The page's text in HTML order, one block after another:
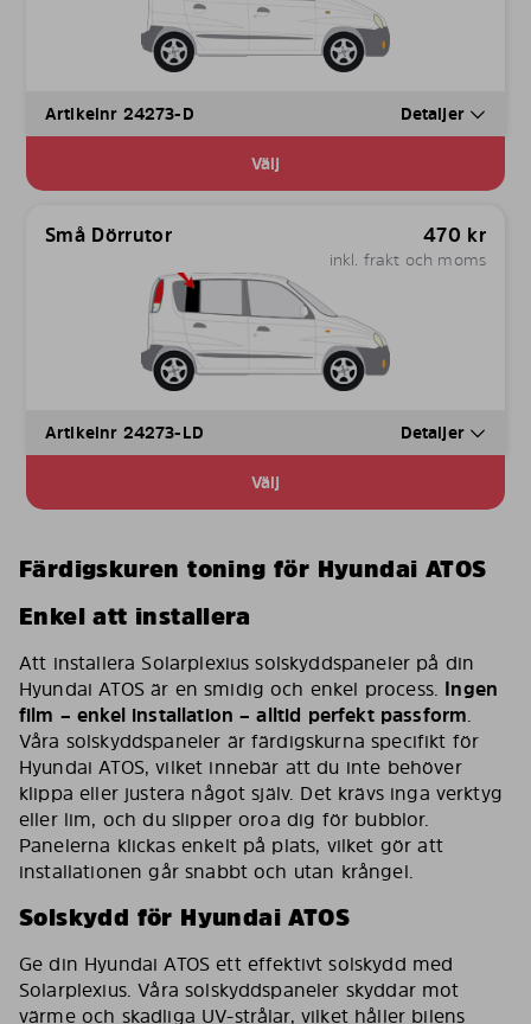
Artikelnr 24273-D Detaljer
Välj
Små Dörrutor 470 kr
inkl. frakt och moms
Artikelnr 24273-LD Detaljer
Välj
Färdigskuren toning för Hyundai ATOS
Enkel att installera
Att installera Solarplexius solskyddspaneler på din
Hyundai ATOS är en smidig och enkel process. Ingen
film – enkel installation – alltid perfekt passform.
Våra solskyddspaneler är färdigskurna specifikt för
Hyundai ATOS, vilket innebär att du inte behöver
klippa eller justera något själv. Det krävs inga verktyg
eller lim, och du slipper oroa dig för bubblor.
Panelerna klickas enkelt på plats, vilket gör att
installationen går snabbt och utan krångel.
Solskydd för Hyundai ATOS
Ge din Hyundai ATOS ett effektivt solskydd med
Solarplexius. Våra solskyddspaneler skyddar mot
värme och skadliga UV-strålar, vilket håller bilens